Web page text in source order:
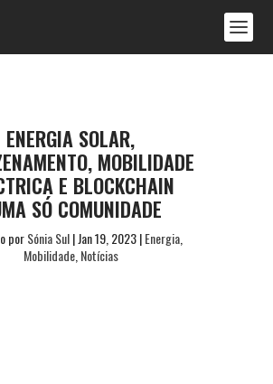
ENERGIA SOLAR,
MOBILIDADE
E BLOCKCHAIN
SÓ COMUNIDADE
porSónia Sul|Jan 19, 2023|Energia,
Mobilidade, Notícias